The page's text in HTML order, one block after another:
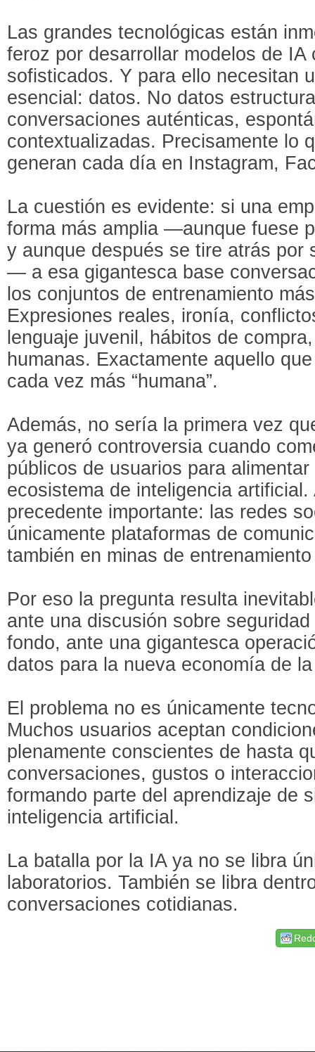
Las grandes tecnológicas están
feroz por desarrollar modelos de IA
sofisticados. Y para ello necesitan
esencial: datos. No datos
conversaciones auténticas,
contextualizadas. Precisamente lo
generan cada día en Instagram,
La cuestión es evidente: si una
forma más amplia —aunque fuese
y aunque después se tire atrás por
— a esa gigantesca base
los conjuntos de entrenamiento
Expresiones reales, ironía,
lenguaje juvenil, hábitos de
humanas. Exactamente aquello
cada vez más “humana”.
Además, no sería la primera vez
ya generó controversia cuando
públicos de usuarios para
ecosistema de inteligencia
precedente importante: las redes
únicamente plataformas de
también en minas de
Por eso la pregunta resulta
ante una discusión sobre
fondo, ante una gigantesca
datos para la nueva economía de
El problema no es únicamente
Muchos usuarios aceptan
plenamente conscientes de hasta
conversaciones, gustos o
formando parte del aprendizaje de
inteligencia artificial.
La batalla por la IA ya no se libra
laboratorios. También se libra
conversaciones cotidianas.